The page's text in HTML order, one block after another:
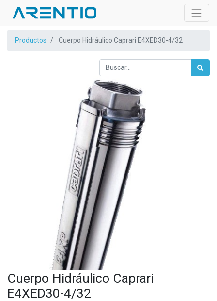
Productos Cuerpo Hidráulico Caprari E4XED30-4/32
Cuerpo Hidráulico Caprari
E4XED30-4/32